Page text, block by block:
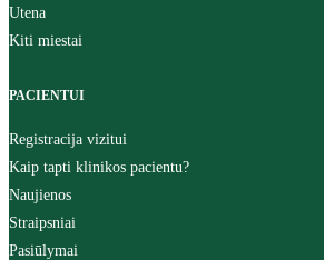
Utena
Kiti miestai
PACIENTUI
Registracija vizitui
Kaip tapti klinikos pacientu?
Naujienos
Straipsniai
Pasiūlymai